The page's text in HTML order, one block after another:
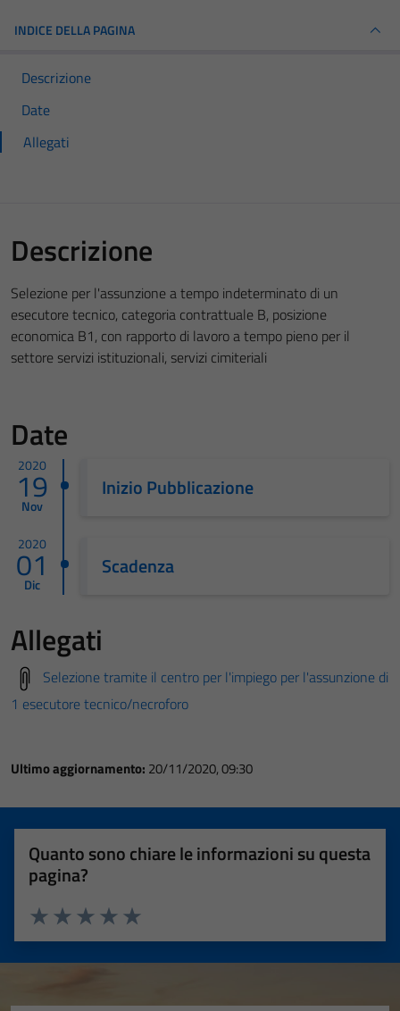
INDICE DELLA PAGINA
Descrizione
Date
Allegati
Descrizione
Selezione per l'assunzione a tempo indeterminato di un
esecutore tecnico, categoria contrattuale B, posizione
economica B1, con rapporto di lavoro a tempo pieno per il
settore servizi istituzionali, servizi cimiteriali
Date
2020
19
Nov
Inizio Pubblicazione
2020
01
Dic
Scadenza
Allegati
Selezione tramite il centro per l'impiego per l'assunzione di
1 esecutore tecnico/necroforo
Ultimo aggiornamento: 20/11/2020, 09:30
Quanto sono chiare le informazioni su questa
pagina?
Valuta 5 stelle su 5
Valuta 4 stelle su 5
Valuta 3 stelle su 5
Valuta 2 stelle su 5
Valuta 1 stelle su 5